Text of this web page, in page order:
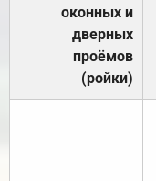
оконных и
дверных
проёмов
(ройки)